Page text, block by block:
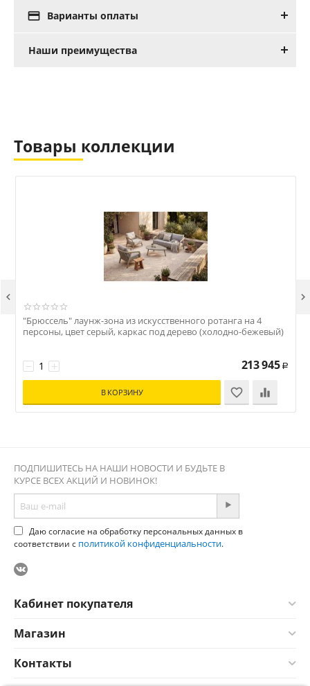
 Варианты оплаты
Наши преимущества
Товары коллекции
"Брюссель" лаунж-зона из искусственного ротанга на 4
персоны, цвет серый, каркас под дерево (холодно-бежевый)
+
− 213 945 Р
В КОРЗИНУ
 
ПОДПИШИТЕСЬ НА НАШИ НОВОСТИ И БУДЬТЕ В
КУРСЕ ВСЕХ АКЦИЙ И НОВИНОК!
Даю согласие на обработку персональных данных в
соответствии с политикой конфиденциальности.
Кабинет покупателя
Магазин
Контакты